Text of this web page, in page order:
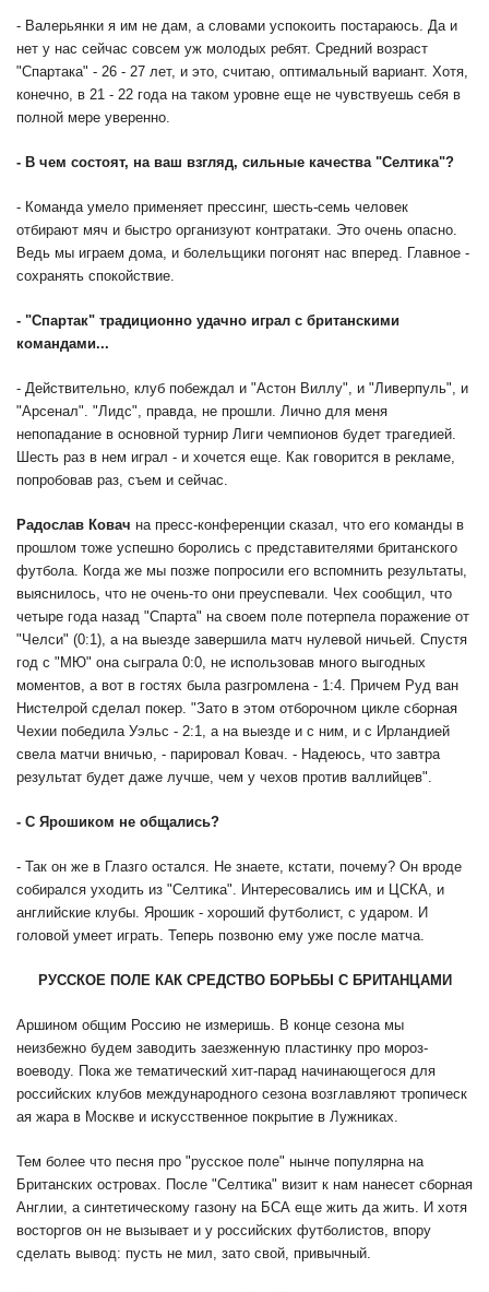
- Валерьянки я им не дам, а словами успокоить постараюсь. Да и
нет у нас сейчас совсем уж молодых ребят. Средний возраст
"Спартака" - 26 - 27 лет, и это, считаю, оптимальный вариант. Хотя,
конечно, в 21 - 22 года на таком уровне еще не чувствуешь себя в
полной мере уверенно.
- В чем состоят, на ваш взгляд, сильные качества "Селтика"?
- Команда умело применяет прессинг, шесть-семь человек
отбирают мяч и быстро организуют контратаки. Это очень опасно.
Ведь мы играем дома, и болельщики погонят нас вперед. Главное -
сохранять спокойствие.
- "Спартак" традиционно удачно играл с британскими
командами...
- Действительно, клуб побеждал и "Астон Виллу", и "Ливерпуль", и
"Арсенал". "Лидс", правда, не прошли. Лично для меня
непопадание в основной турнир Лиги чемпионов будет трагедией.
Шесть раз в нем играл - и хочется еще. Как говорится в рекламе,
попробовав раз, съем и сейчас.
Радослав Ковач на пресс-конференции сказал, что его команды в
прошлом тоже успешно боролись с представителями британского
футбола. Когда же мы позже попросили его вспомнить результаты,
выяснилось, что не очень-то они преуспевали. Чех сообщил, что
четыре года назад "Спарта" на своем поле потерпела поражение от
"Челси" (0:1), а на выезде завершила матч нулевой ничьей. Спустя
год с "МЮ" она сыграла 0:0, не использовав много выгодных
моментов, а вот в гостях была разгромлена - 1:4. Причем Руд ван
Нистелрой сделал покер. "Зато в этом отборочном цикле сборная
Чехии победила Уэльс - 2:1, а на выезде и с ним, и с Ирландией
свела матчи вничью, - парировал Ковач. - Надеюсь, что завтра
результат будет даже лучше, чем у чехов против валлийцев".
- С Ярошиком не общались?
- Так он же в Глазго остался. Не знаете, кстати, почему? Он вроде
собирался уходить из "Селтика". Интересовались им и ЦСКА, и
английские клубы. Ярошик - хороший футболист, с ударом. И
головой умеет играть. Теперь позвоню ему уже после матча.
РУССКОЕ ПОЛЕ КАК СРЕДСТВО БОРЬБЫ С БРИТАНЦАМИ
Аршином общим Россию не измеришь. В конце сезона мы
неизбежно будем заводить заезженную пластинку про мороз-
воеводу. Пока же тематический хит-парад начинающегося для
российских клубов международного сезона возглавляют тропическ
ая жара в Москве и искусственное покрытие в Лужниках.
Тем более что песня про "русское поле" нынче популярна на
Британских островах. После "Селтика" визит к нам нанесет сборная
Англии, а синтетическому газону на БСА еще жить да жить. И хотя
восторгов он не вызывает и у российских футболистов, впору
сделать вывод: пусть не мил, зато свой, привычный.